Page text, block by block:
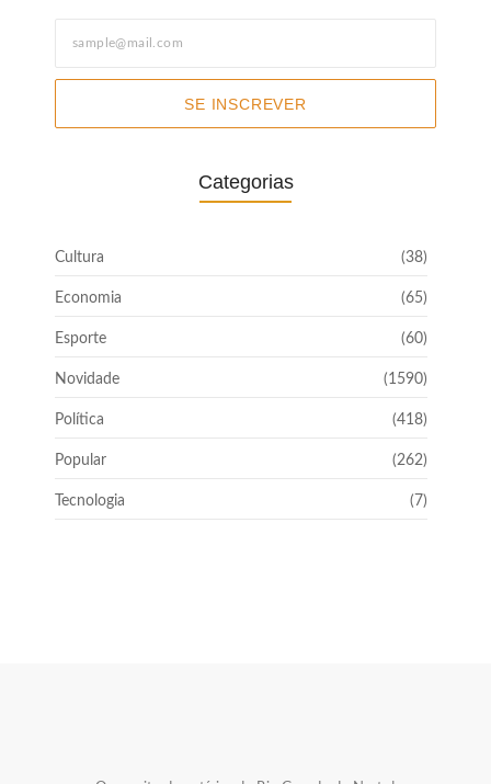
SE INSCREVER
Categorias
Cultura (38)
Economia (65)
Esporte (60)
Novidade (1590)
Política (418)
Popular (262)
Tecnologia (7)